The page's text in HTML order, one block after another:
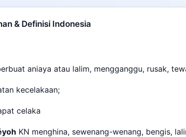
Bahasa Jawa-Indonesia.
& Definisi Indonesia
aniaya atau lalim, mengganggu, rusak,
kecelakaan;
celaka
KN menghina, sewenang-wenang, bengis,